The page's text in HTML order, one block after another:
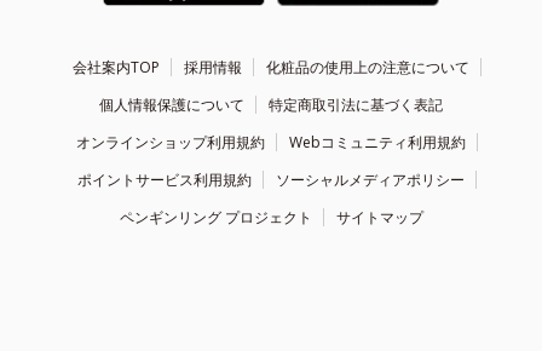
会社案内TOP 採用情報
化粧品の使用上の注意について
個人情報保護について
特定商取引法に基づく表記
オンラインショップ利用規約
Webコミュニティ利用規約
ポイントサービス利用規約
ソーシャルメディアポリシー
ペンギンリング プロジェクト
サイトマップ